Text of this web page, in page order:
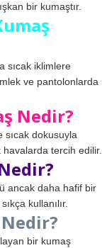
bir kumaştır.
sıcak iklimlere
ve pantolonlarda
Nedir?
sıcak dokusuyla
tercih edilir.
ancak daha hafif bir
kullanılır.
bir kumaş